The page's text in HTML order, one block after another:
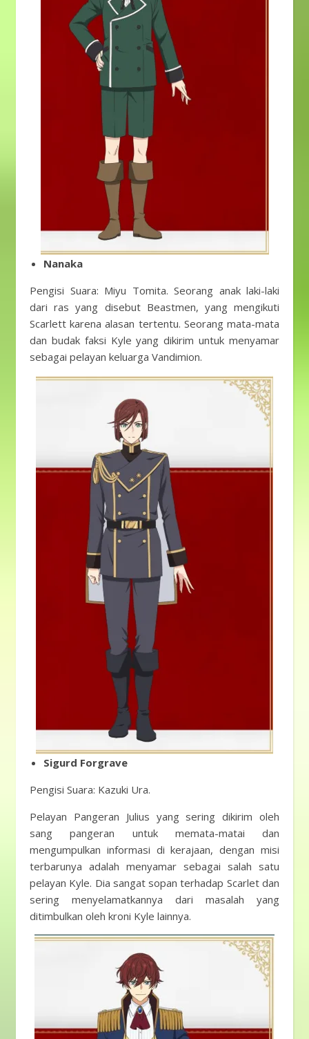
Nanaka
Pengisi Suara: Miyu Tomita. Seorang anak laki-laki
dari ras yang disebut Beastmen, yang mengikuti
Scarlett karena alasan tertentu. Seorang mata-mata
dan budak faksi Kyle yang dikirim untuk menyamar
sebagai pelayan keluarga Vandimion.
Sigurd Forgrave
Pengisi Suara: Kazuki Ura.
Pelayan Pangeran Julius yang sering dikirim oleh
sang pangeran untuk memata-matai dan
mengumpulkan informasi di kerajaan, dengan misi
terbarunya adalah menyamar sebagai salah satu
pelayan Kyle. Dia sangat sopan terhadap Scarlet dan
sering menyelamatkannya dari masalah yang
ditimbulkan oleh kroni Kyle lainnya.